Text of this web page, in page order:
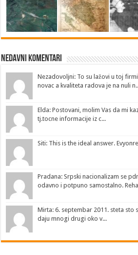
Nedavni Komentari
Nezadovoljni: To su lažovi u toj
novac a kvaliteta radova je na nuli
Elda: Postovani, molim Vas da mi
tj.tocne informacije iz c...
Siti: This is the ideal answer.
Pradana: Srpski nacionalizam se
odavno i potpuno samostalno.
Mirta: 6. septembar 2011. steta sto
daju mnogi drugi oko v...